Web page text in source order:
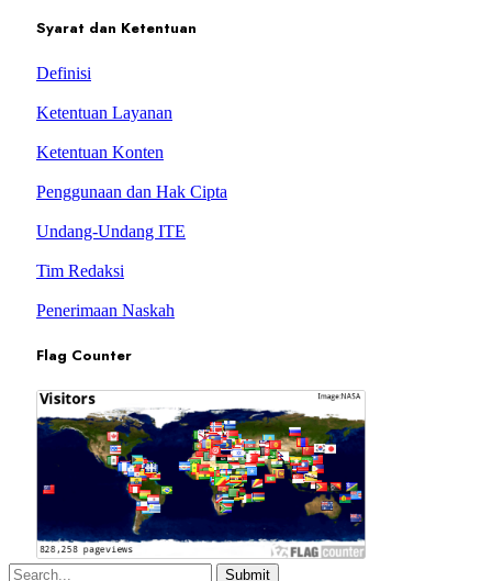
Syarat dan Ketentuan
Definisi
Ketentuan Layanan
Ketentuan Konten
Penggunaan dan Hak Cipta
Undang-Undang ITE
Tim Redaksi
Penerimaan Naskah
Flag Counter
Submit